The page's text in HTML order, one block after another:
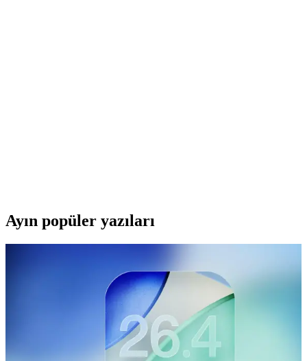
Ayın popüler yazıları